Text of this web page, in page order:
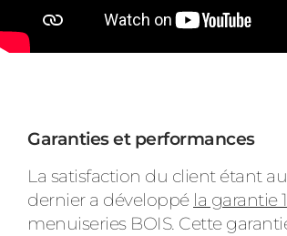
Garanties et performances
La satisfaction du client étant
dernier a développé la garantie
menuiseries BOIS. Cette